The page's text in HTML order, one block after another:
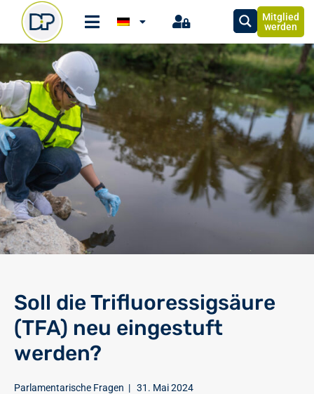
Mitglied
werden
Soll die Trifluoressigsäure
(TFA) neu eingestuft
werden?
Parlamentarische Fragen | 31. Mai 2024